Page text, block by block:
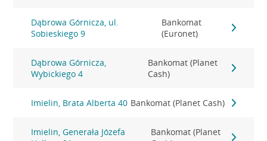
Dąbrowa Górnicza, ul.
Sobieskiego 9
Bankomat
(Euronet)
Dąbrowa Górnicza,
Wybickiego 4
Bankomat (Planet
Cash)
Imielin, Brata Alberta 40 Bankomat (Planet Cash)
Imielin, Generała Józefa
Bankomat (Planet